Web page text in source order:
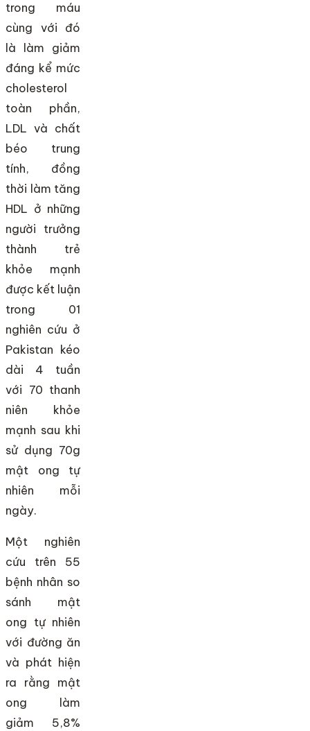
trong máu
cùng với đó
là làm giảm
đáng kể mức
cholesterol
toàn phần,
LDL và chất
béo trung
tính, đồng
thời làm tăng
HDL ở những
người trưởng
thành trẻ
khỏe mạnh
được kết luận
trong 01
nghiên cứu ở
Pakistan kéo
dài 4 tuần
với 70 thanh
niên khỏe
mạnh sau khi
sử dụng 70g
mật ong tự
nhiên mỗi
ngày.
Một nghiên
cứu trên 55
bệnh nhân so
sánh mật
ong tự nhiên
với đường ăn
và phát hiện
ra rằng mật
ong làm
giảm 5,8%